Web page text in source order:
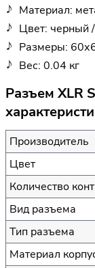
Материал:
Цвет: черный
Размеры:
Вес: 0.04 кг
Разъем XLR
Производитель
Цвет
Количество
Вид разъема
Тип разъема
Материал